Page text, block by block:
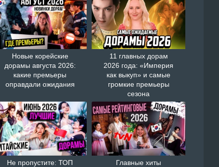
Новые корейские
дорамы августа 2026:
какие премьеры
оправдали ожидания
11 главных дорам
2026 года: «Империя
как выкуп» и самые
громкие премьеры
сезона
Не пропустите: ТОП
Главные хиты